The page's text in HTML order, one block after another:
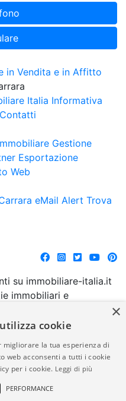
Italia Informativa
Contatti
Gestione
Esportazione
Web
eMail Alert Trova
su immobiliare-italia.it
immobiliari e
da parte di
immobiliare-italia.it
veridicità, della
della normativa in
altro aspetto dei
×
cookie
migliorare la tua esperienza di
web acconsenti a tutti i cookie
per i cookie. Leggi di più
PERFORMANCE